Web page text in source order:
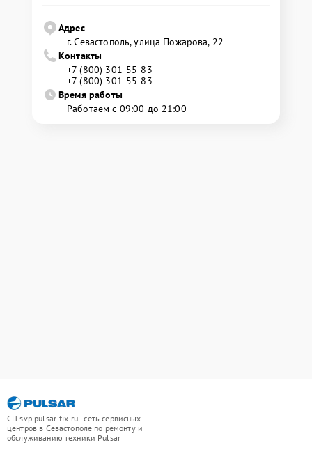
Адрес
г. Севастополь, улица Пожарова, 22
Контакты
+7 (800) 301-55-83
+7 (800) 301-55-83
Время работы
Работаем с 09:00 до 21:00
СЦ svp.pulsar-fix.ru - сеть сервисных
центров в Севастополе по ремонту и
обслуживанию техники Pulsar